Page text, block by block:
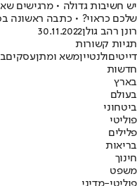
יש חשיבות גדולה • מרגישים
שלכם כראוי? • כתבה ראשונה
רונן רהב גולן30.11.2022
תגיות קשורות
דייטיםולנטייןמשא ומתןעסקים
חדשות
בארץ
בעולם
ביטחוני
פוליטי
פלילים
בריאות
חינוך
משפט